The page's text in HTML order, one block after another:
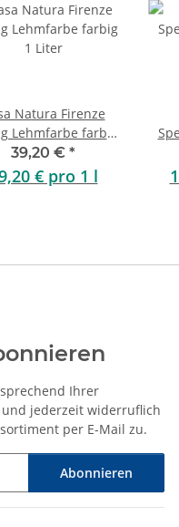
Natura Firenze
Lehmfarbe farbig
1 Liter
39,20 € *
€ pro 1 l
Ihrer
jederzeit widerruflich
per E-Mail zu.
Abonnieren